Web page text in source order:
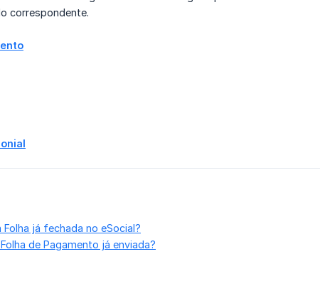
correspondente.
já fechada no eSocial?
de Pagamento já enviada?